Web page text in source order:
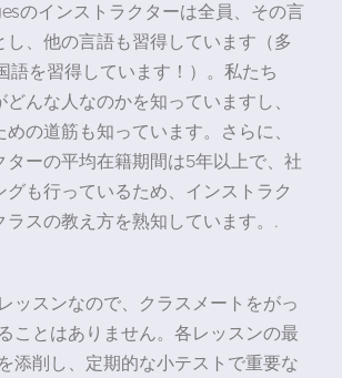
のインストラクターは全員、その言
し、他の言語も習得しています（多
語を習得しています！）。私たち
どんな人なのかを知っていますし、
めの道筋も知っています。さらに、
ターの平均在籍期間は5年以上で、社
グも行っているため、インストラク
ラスの教え方を熟知しています。.
ッスンなので、クラスメートをがっ
ことはありません。各レッスンの最
添削し、定期的な小テストで重要な